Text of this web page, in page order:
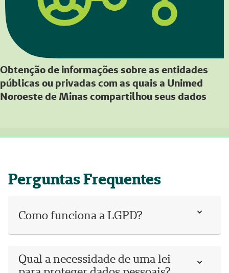
Obtenção de informações sobre as entidades
públicas ou privadas com as quais a Unimed
Noroeste de Minas compartilhou seus dados
Perguntas Frequentes
Como funciona a LGPD?
Qual a necessidade de uma lei